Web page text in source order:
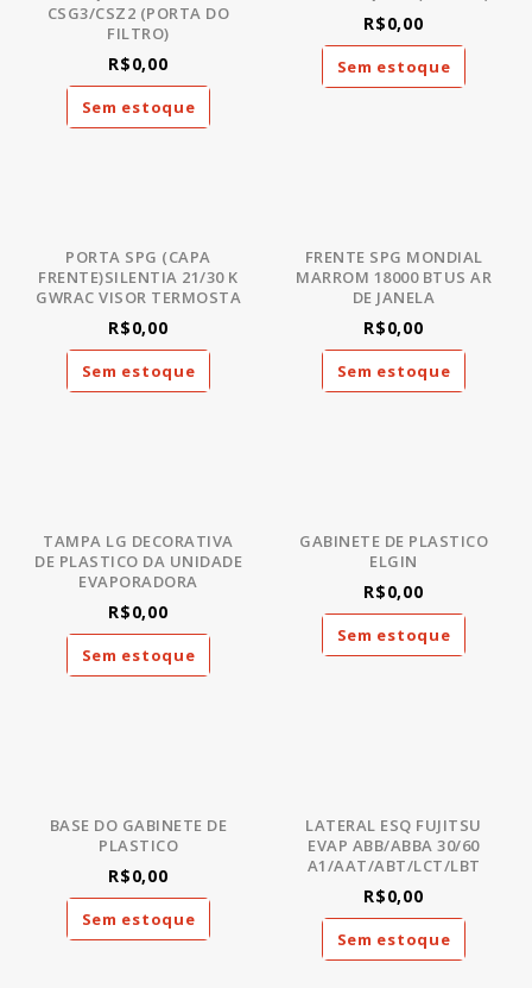
CSG3/CSZ2 (PORTA DO
FILTRO)
R$0,00
Sem estoque
R$0,00
Sem estoque
PORTA SPG (CAPA
FRENTE)SILENTIA 21/30 K
GWRAC VISOR TERMOSTA
R$0,00
Sem estoque
FRENTE SPG MONDIAL
MARROM 18000 BTUS AR
DE JANELA
R$0,00
Sem estoque
TAMPA LG DECORATIVA
DE PLASTICO DA UNIDADE
EVAPORADORA
R$0,00
Sem estoque
GABINETE DE PLASTICO
ELGIN
R$0,00
Sem estoque
BASE DO GABINETE DE
PLASTICO
R$0,00
Sem estoque
LATERAL ESQ FUJITSU
EVAP ABB/ABBA 30/60
A1/AAT/ABT/LCT/LBT
R$0,00
Sem estoque